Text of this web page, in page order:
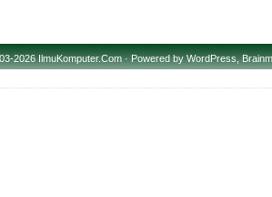
2026 IlmuKomputer.Com · Powered byWordPress,